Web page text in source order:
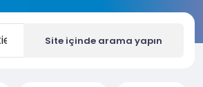
Site içinde arama yapın